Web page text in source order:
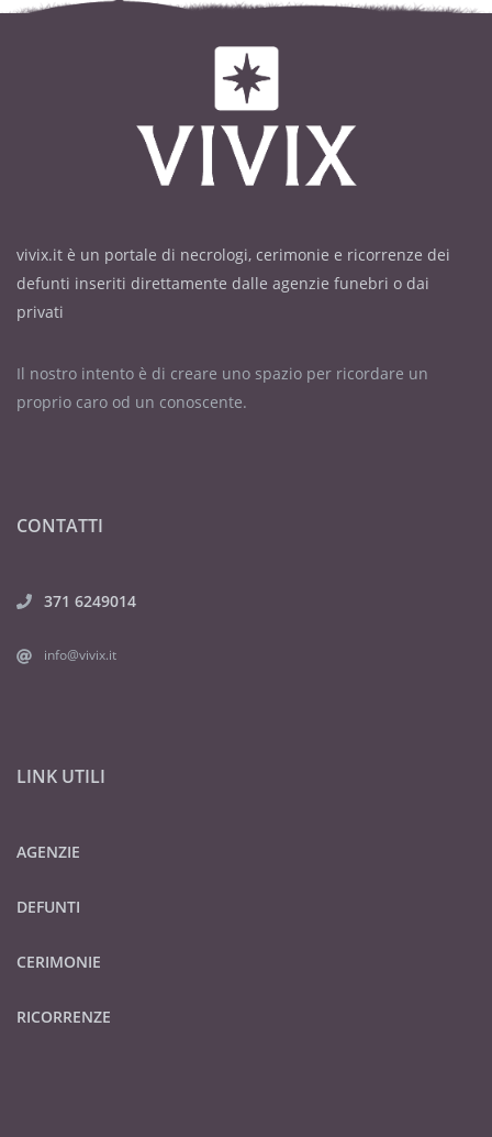
vivix.it è un portale di necrologi, cerimonie e ricorrenze dei
defunti inseriti direttamente dalle agenzie funebri o dai
privati
Il nostro intento è di creare uno spazio per ricordare un
proprio caro od un conoscente.
CONTATTI
371 6249014
info@vivix.it
LINK UTILI
AGENZIE
DEFUNTI
CERIMONIE
RICORRENZE